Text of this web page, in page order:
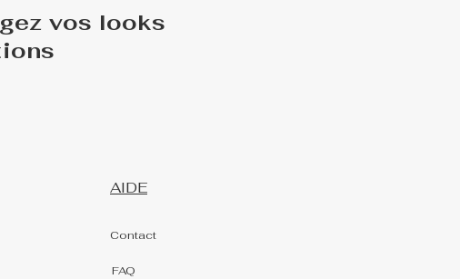
vos looks
AIDE
Contact
FAQ